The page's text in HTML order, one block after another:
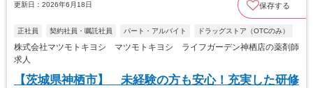
更新日：2026年6月18日 保存する
正社員 契約社員・嘱託社員 パート・アルバイト ドラッグストア（OTCのみ）
株式会社マツモトキヨシ マツモトキヨシ ライフガーデン神栖店の薬剤師
求人
【茨城県神栖市】 未経験の方も安心！充実した研修